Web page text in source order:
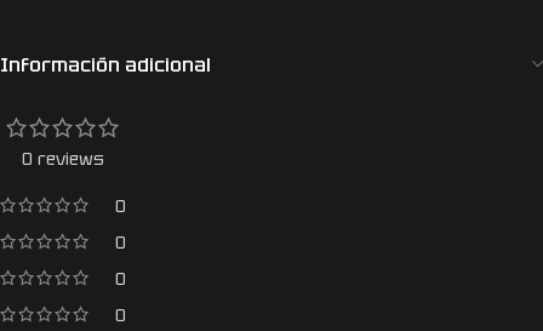
Información adicional
0 reviews
0
0
0
0